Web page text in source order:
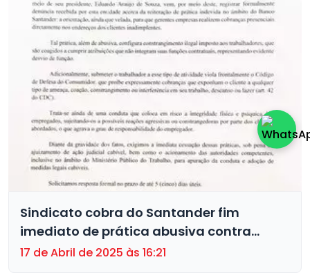
Sindicato cobra do Santander fim
imediato de prática abusiva contra
gerentes empresas
17 de Abril de 2025 às 16:21